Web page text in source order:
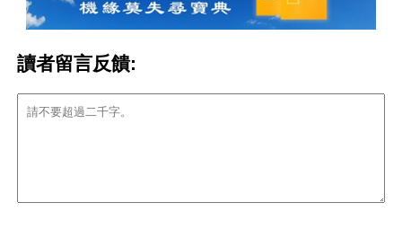
讀者留言反饋: